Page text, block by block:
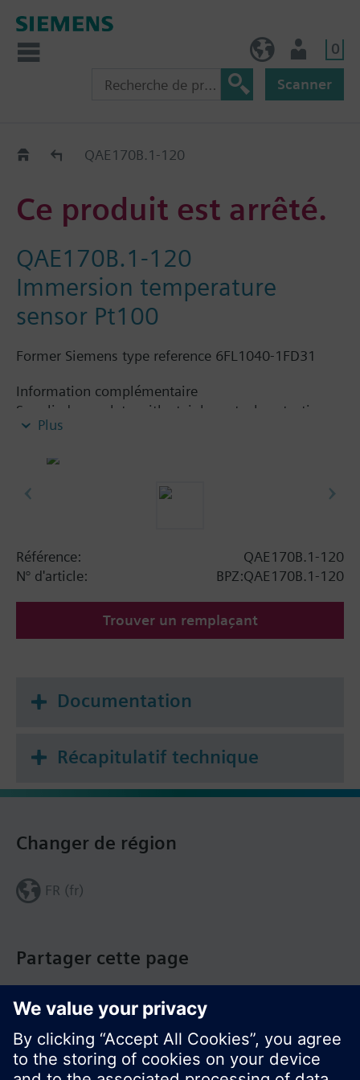
0
Scanner
Old2NewQAE170B.1-120
Ce produit est arrêté.
QAE170B.1-120
Immersion temperature
sensor Pt100
Former Siemens type reference 6FL1040-1FD31
Information complémentaire
Supplied complete with stainless steel protection
pocket.
Plus
Référence:
QAE170B.1-120
N° d'article:
BPZ:QAE170B.1-120
Trouver un remplaçant
Documentation
Récapitulatif technique
Partager cette page
Changer de région
FR (fr)